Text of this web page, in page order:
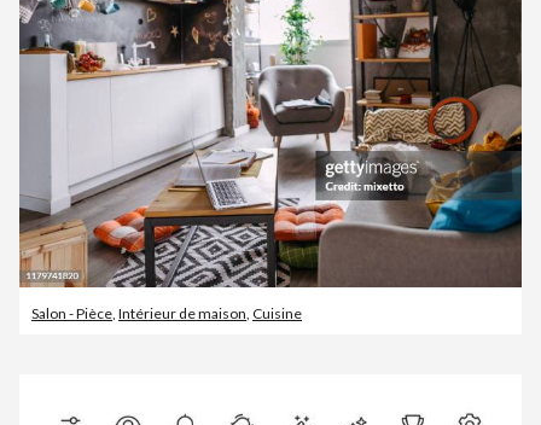
Salon - Pièce Intérieur de maison Cuisine